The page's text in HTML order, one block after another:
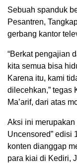
Sebuah spanduk
Pesantren,
gerbang kantor
“Berkat pengajian
kita semua bisa
Karena itu, kami
dilecehkan,” tegas
Ma’arif, dari atas
Aksi ini merupakan
Uncensored” edisi
konten dianggap
para kiai di Kediri,